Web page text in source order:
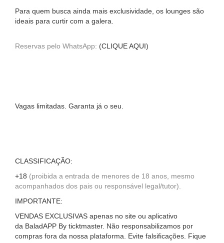
Para quem busca ainda mais exclusividade, os lounges são
ideais para curtir com a galera.
Reservas pelo WhatsApp: (CLIQUE AQUI)
Vagas limitadas. Garanta já o seu.
CLASSIFICAÇÃO:
+18 (proibida a entrada de menores de 18 anos, mesmo
acompanhados dos pais ou responsável legal/tutor).
IMPORTANTE:
VENDAS EXCLUSIVAS apenas no site ou aplicativo
da BaladAPP By ticktmaster. Não responsabilizamos por
compras fora da nossa plataforma. Evite falsificações. Fique